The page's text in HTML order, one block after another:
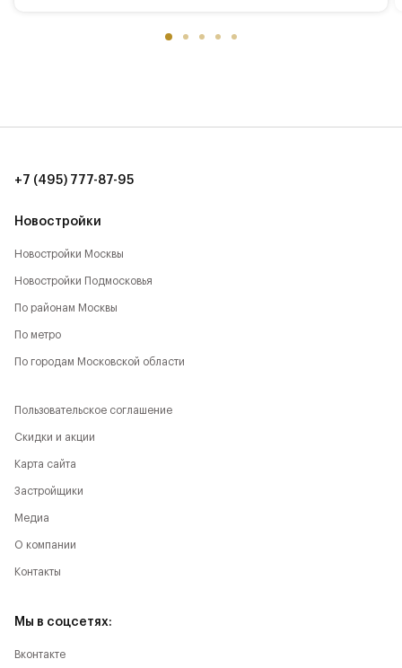
Новостройки
Новостройки Москвы
Новостройки Подмосковья
По районам Москвы
По метро
По городам Московской области
+7 (495) 777-87-95
Пользовательское соглашение
Скидки и акции
Карта сайта
Застройщики
Медиа
О компании
Контакты
Мы в соцсетях:
Вконтакте